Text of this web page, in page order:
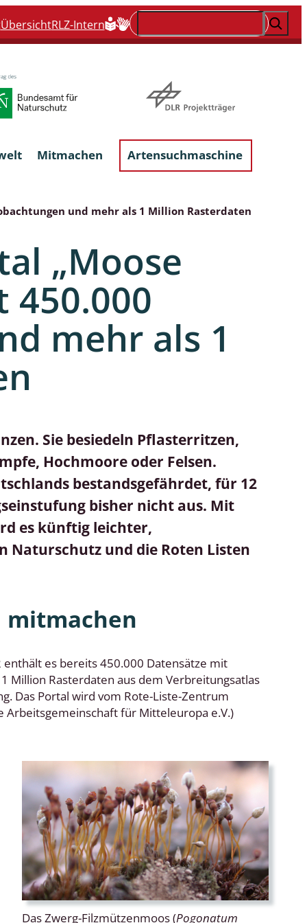
ÜbersichtRLZ-Intern Suchen
Großpilze
Phytoparasitische Kleinpilze
Schleimpilze
Mitmachen Artensuchmaschine
und mehr als 1 Million Rasterdaten
„Moose
450.000
mehr als 1
Sie besiedeln Pflasterritzen,
Hochmoore oder Felsen.
bestandsgefährdet, für 12
bisher nicht aus. Mit
es künftig leichter,
Naturschutz und die Roten Listen
mitmachen
es bereits 450.000 Datensätze mit
Million Rasterdaten aus dem Verbreitungsatlas
Das Portal wird vom Rote-Liste-Zentrum
Arbeitsgemeinschaft für Mitteleuropa e.V.)
Das Zwerg-Filzmützenmoos (Pogonatum